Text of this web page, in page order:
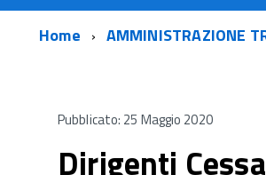
Home
AMMINISTRAZIONE
Pubblicato: 25 Maggio 2020
Dirigenti